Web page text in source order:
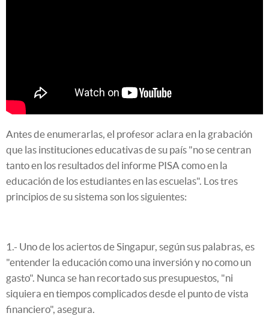
Antes de enumerarlas, el profesor aclara en la grabación
que las instituciones educativas de su país "no se centran
tanto en los resultados del informe PISA como en la
educación de los estudiantes en las escuelas". Los tres
principios de su sistema son los siguientes:
1.- Uno de los aciertos de Singapur, según sus palabras, es
"entender la educación como una inversión y no como un
gasto". Nunca se han recortado sus presupuestos, "ni
siquiera en tiempos complicados desde el punto de vista
financiero", asegura.